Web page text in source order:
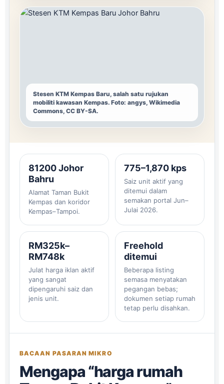
Stesen KTM Kempas Baru, salah satu rujukan
mobiliti kawasan Kempas. Foto: angys, Wikimedia
Commons, CC BY-SA.
81200 Johor
Bahru
Alamat Taman Bukit
Kempas dan koridor
Kempas–Tampoi.
775–1,870 kps
Saiz unit aktif yang
ditemui dalam
semakan portal Jun–
Julai 2026.
RM325k–
RM748k
Julat harga iklan aktif
yang sangat
dipengaruhi saiz dan
jenis unit.
Freehold
ditemui
Beberapa listing
semasa menyatakan
pegangan bebas;
dokumen setiap rumah
tetap perlu disahkan.
BACAAN PASARAN MIKRO
Mengapa “harga rumah